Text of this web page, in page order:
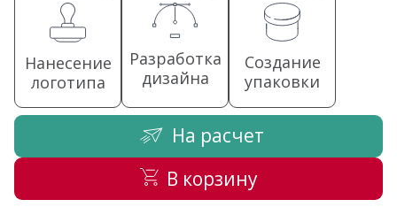
Нанесение
логотипа
Разработка
дизайна
Создание
упаковки
На расчет
В корзину